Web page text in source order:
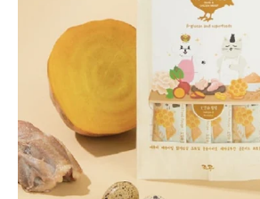
開
啟
圖
庫
檢
視
中